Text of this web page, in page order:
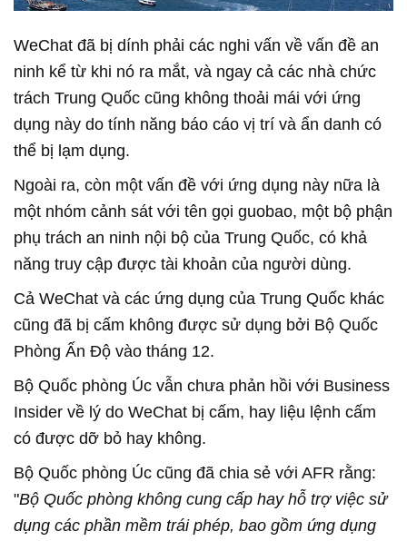
WeChat đã bị dính phải các nghi vấn về vấn đề an
ninh kể từ khi nó ra mắt, và ngay cả các nhà chức
trách Trung Quốc cũng không thoải mái với ứng
dụng này do tính năng báo cáo vị trí và ẩn danh có
thể bị lạm dụng.
Ngoài ra, còn một vấn đề với ứng dụng này nữa là
một nhóm cảnh sát với tên gọi guobao, một bộ phận
phụ trách an ninh nội bộ của Trung Quốc, có khả
năng truy cập được tài khoản của người dùng.
Cả WeChat và các ứng dụng của Trung Quốc khác
cũng đã bị cấm không được sử dụng bởi Bộ Quốc
Phòng Ấn Độ vào tháng 12.
Bộ Quốc phòng Úc vẫn chưa phản hồi với Business
Insider về lý do WeChat bị cấm, hay liệu lệnh cấm
có được dỡ bỏ hay không.
Bộ Quốc phòng Úc cũng đã chia sẻ với AFR rằng:
"Bộ Quốc phòng không cung cấp hay hỗ trợ việc sử
dụng các phần mềm trái phép, bao gồm ứng dụng